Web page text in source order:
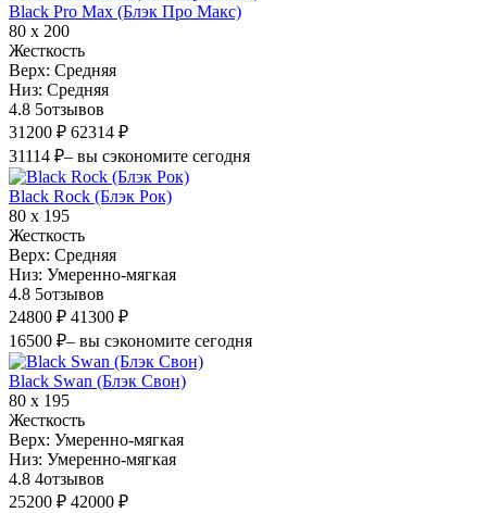
Black Pro Max (Блэк Про Макс)
80 х 200
Жесткость
Верх: Средняя
Низ: Средняя
4.8 5отзывов
31200 ₽ 62314 ₽
31114 ₽– вы сэкономите сегодня
Black Rock (Блэк Рок)
80 х 195
Жесткость
Верх: Средняя
Низ: Умеренно-мягкая
4.8 5отзывов
24800 ₽ 41300 ₽
16500 ₽– вы сэкономите сегодня
Black Swan (Блэк Свон)
80 х 195
Жесткость
Верх: Умеренно-мягкая
Низ: Умеренно-мягкая
4.8 4отзывов
25200 ₽ 42000 ₽